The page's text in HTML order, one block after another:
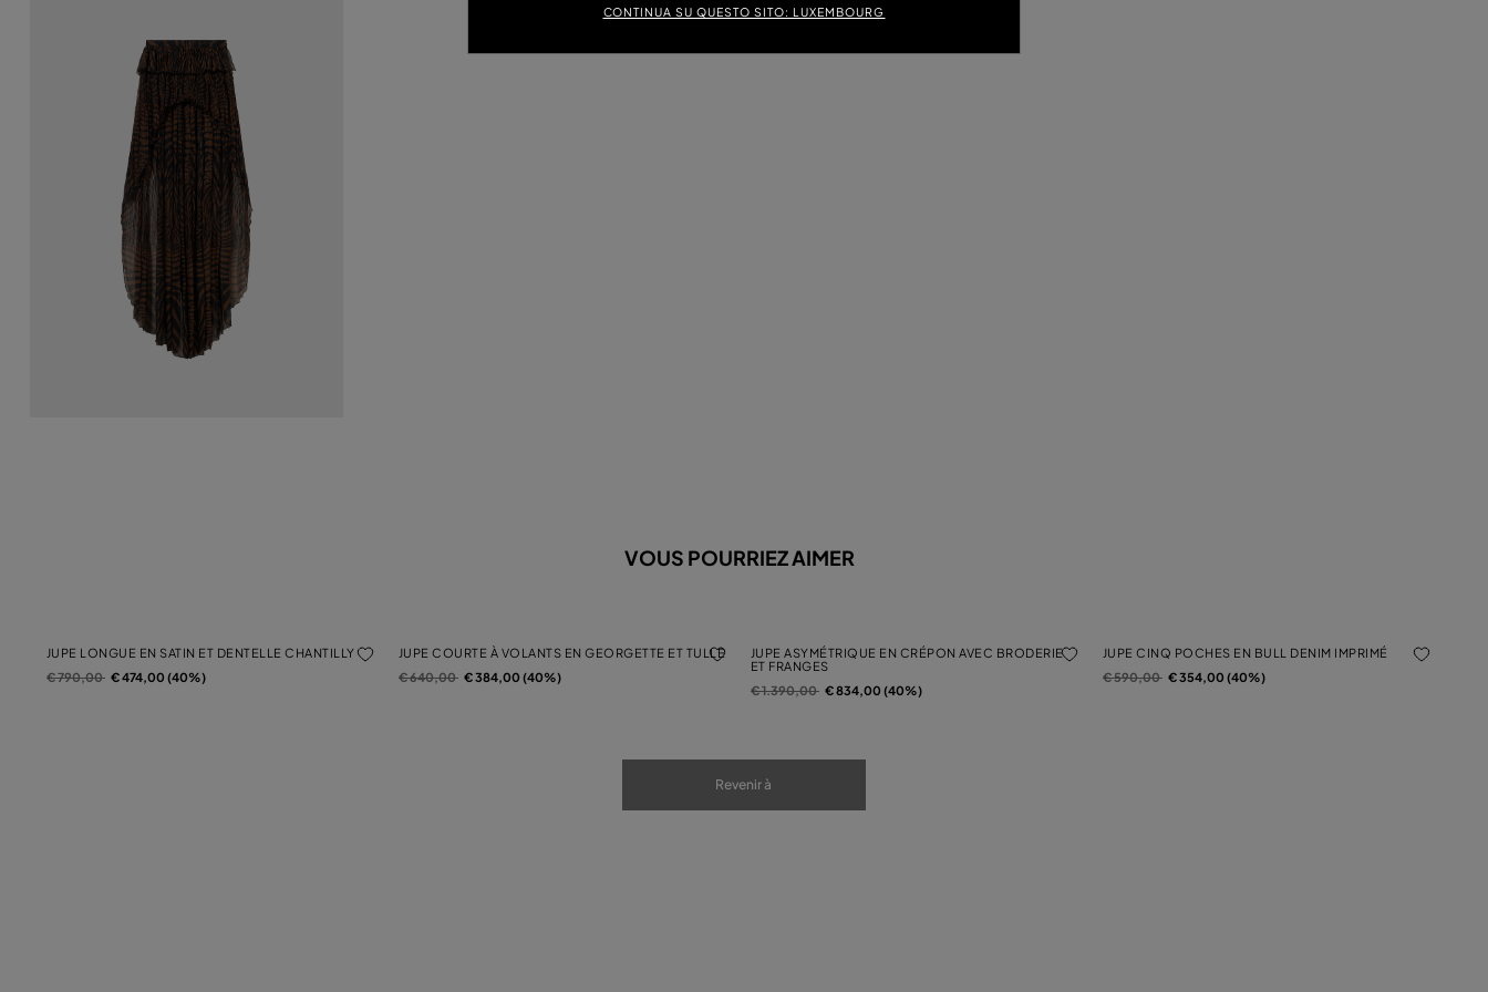
CONTINUA SU QUESTO SITO: LUXEMBOURG
VOUS POURRIEZ AIMER
JUPE LONGUE EN SATIN ET DENTELLE CHANTILLY
Prix réduit de
€ 790,00à € 474,00 (40%)
JUPE COURTE À VOLANTS EN GEORGETTE ET TULLE
Prix réduit de
€ 640,00à € 384,00 (40%)
JUPE ASYMÉTRIQUE EN CRÉPON AVEC BRODERIE
ET FRANGES
Prix réduit de
€ 1.390,00à € 834,00 (40%)
JUPE CINQ POCHES EN BULL DENIM IMPRIMÉ
Prix réduit de
€ 590,00à € 354,00 (40%)
Revenir à